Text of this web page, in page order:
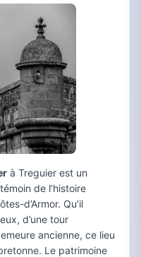
à Treguier est un
de l’histoire
d’Armor. Qu’il
d’une tour
ancienne, ce lieu
Le patrimoine